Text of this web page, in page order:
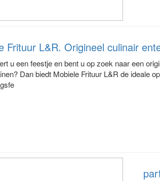
Frituur L&R. Origineel culinair
u een feestje en bent u op zoek naar een
Dan biedt Mobiele Frituur L&R de ideale